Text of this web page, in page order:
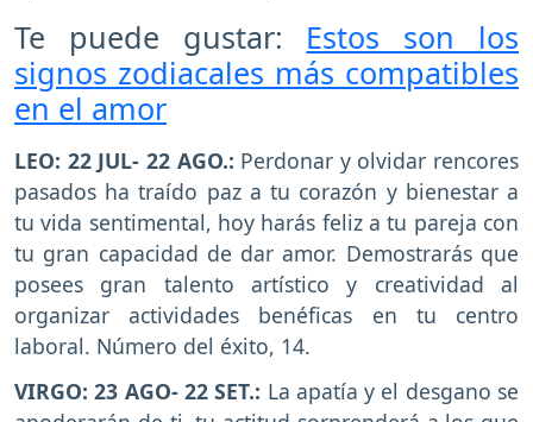
Te puede gustar: Estos son los
signos zodiacales más compatibles
en el amor
LEO: 22 JUL- 22 AGO.: Perdonar y olvidar rencores
pasados ha traído paz a tu corazón y bienestar a
tu vida sentimental, hoy harás feliz a tu pareja con
tu gran capacidad de dar amor. Demostrarás que
posees gran talento artístico y creatividad al
organizar actividades benéficas en tu centro
laboral. Número del éxito, 14.
VIRGO: 23 AGO- 22 SET.: La apatía y el desgano se